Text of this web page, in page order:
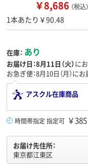
￥8,686 （税込）
1本あたり￥90.48
在庫： あり
お届け日：8月11日（火）に
お急ぎ便：8月10日（月）に
アスクル在庫商品
時間帯指定 指定可 ￥385
お届け先住所：
東京都江東区